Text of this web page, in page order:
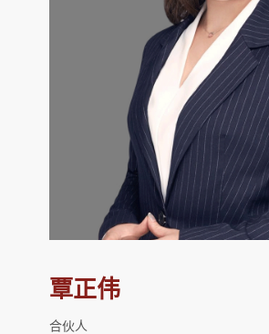
覃正伟
合伙人